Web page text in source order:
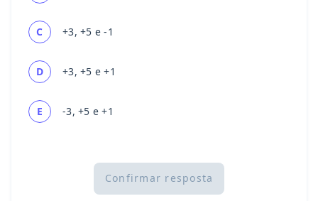
C +3, +5 e -1
D +3, +5 e +1
E -3, +5 e +1
Confirmar resposta